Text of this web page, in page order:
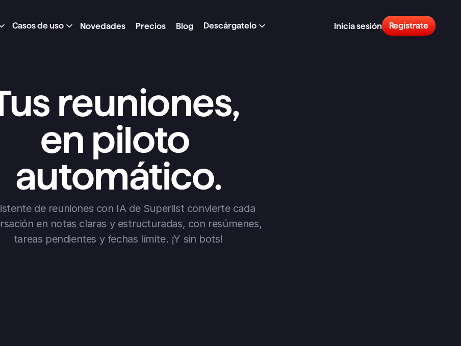
Casos de uso Novedades Precios Blog Descárgatelo Inicia sesión Regístrate
reuniones,
en piloto
automático.
de reuniones con IA de Superlist convierte cada
en notas claras y estructuradas, con resúmenes,
tareas pendientes y fechas límite. ¡Y sin bots!